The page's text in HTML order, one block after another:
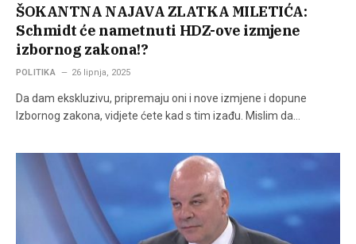
ŠOKANTNA NAJAVA ZLATKA MILETIĆA:
Schmidt će nametnuti HDZ-ove izmjene
izbornog zakona!?
POLITIKA 26 lipnja, 2025
Da dam ekskluzivu, pripremaju oni i nove izmjene i dopune
Izbornog zakona, vidjete ćete kad s tim izađu. Mislim da…